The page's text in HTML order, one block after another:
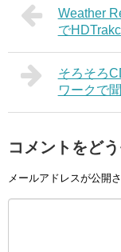
Weather
で
そろそろ
ワークで聞
コメントをど
メールアドレスが公開